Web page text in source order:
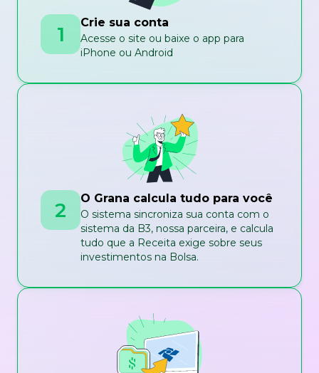
1 Crie sua conta
Acesse o site ou baixe o app para
iPhone ou Android
2 O Grana calcula tudo para você
O sistema sincroniza sua conta com o
sistema da B3, nossa parceira, e calcula
tudo que a Receita exige sobre seus
investimentos na Bolsa.